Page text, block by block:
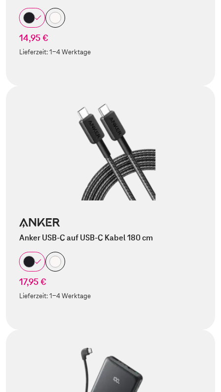
14,95 €
Lieferzeit:1-4 Werktage
Anker USB-C auf USB-C Kabel 180 cm
17,95 €
Lieferzeit:1-4 Werktage